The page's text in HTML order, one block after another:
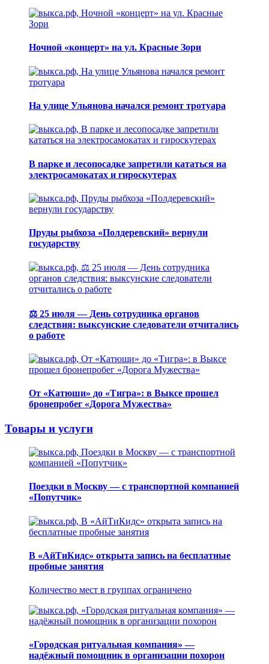
Ночной «концерт» на ул. Красные Зори
На улице Ульянова начался ремонт тротуара
В парке и лесопосадке запретили кататься на
электросамокатах и гироскутерах
Пруды рыбхоза «Полдеревский» вернули
государству
⚖️ 25 июля — День сотрудника органов
следствия: выксунские следователи отчитались
о работе
От «Катюши» до «Тигра»: в Выксе прошел
бронепробег «Дорога Мужества»
Товары и услуги
Поездки в Москву — с транспортной компанией
«Попутчик»
В «АйТиКидс» открыта запись на бесплатные
пробные занятия
Количество мест в группах ограничено
«Городская ритуальная компания» —
надёжный помощник в организации похорон